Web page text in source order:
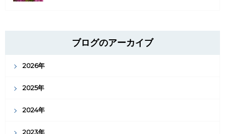
ブログのアーカイブ
2026年
2025年
2024年
2023年